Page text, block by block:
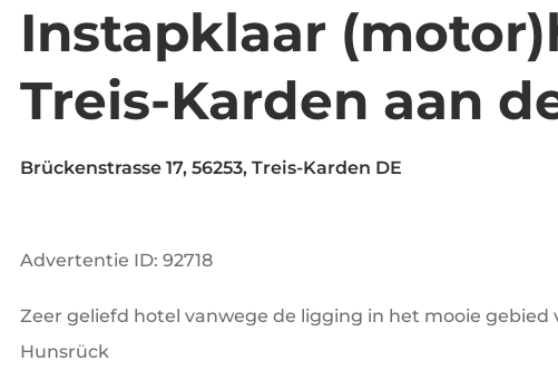
Instapklaar
Treis-Karden aan
Brückenstrasse 17, 56253, Treis-Karden DE
Advertentie ID: 92718
Zeer geliefd hotel vanwege de ligging in het mooie gebied
Hunsrück